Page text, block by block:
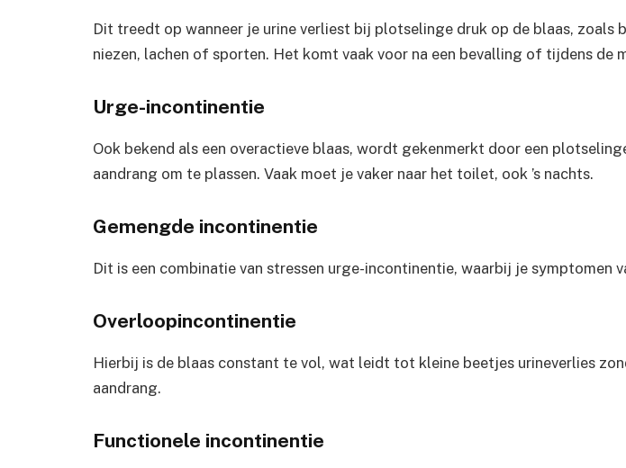
Dit treedt op wanneer je urine verliest bij plotselinge druk op de blaas, zoals
niezen, lachen of sporten. Het komt vaak voor na een bevalling of tijdens de
Urge-incontinentie
Ook bekend als een overactieve blaas, wordt gekenmerkt door een
aandrang om te plassen. Vaak moet je vaker naar het toilet, ook ’s nachts.
Gemengde incontinentie
Dit is een combinatie van stressen urge-incontinentie, waarbij je symptomen
Overloopincontinentie
Hierbij is de blaas constant te vol, wat leidt tot kleine beetjes urineverlies
aandrang.
Functionele incontinentie